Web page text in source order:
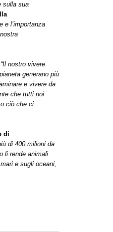
sulla sua
e l’importanza
“Il nostro vivere
generano più
e vivere da
che tutti noi
ciò che ci
di
di 400 milioni da
li rende animali
e sugli oceani,